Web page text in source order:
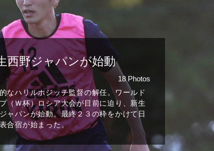
西野ジャパンが始動
18 Photos
なハリルホジッチ監督の解任。ワールド
（Ｗ杯）ロシア大会が目前に迫り、新生
ャパンが始動。最終２３の枠をかけて日
合宿が始まった。